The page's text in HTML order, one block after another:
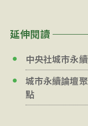
延伸閱讀
中央社城市永
城市永續論壇
點